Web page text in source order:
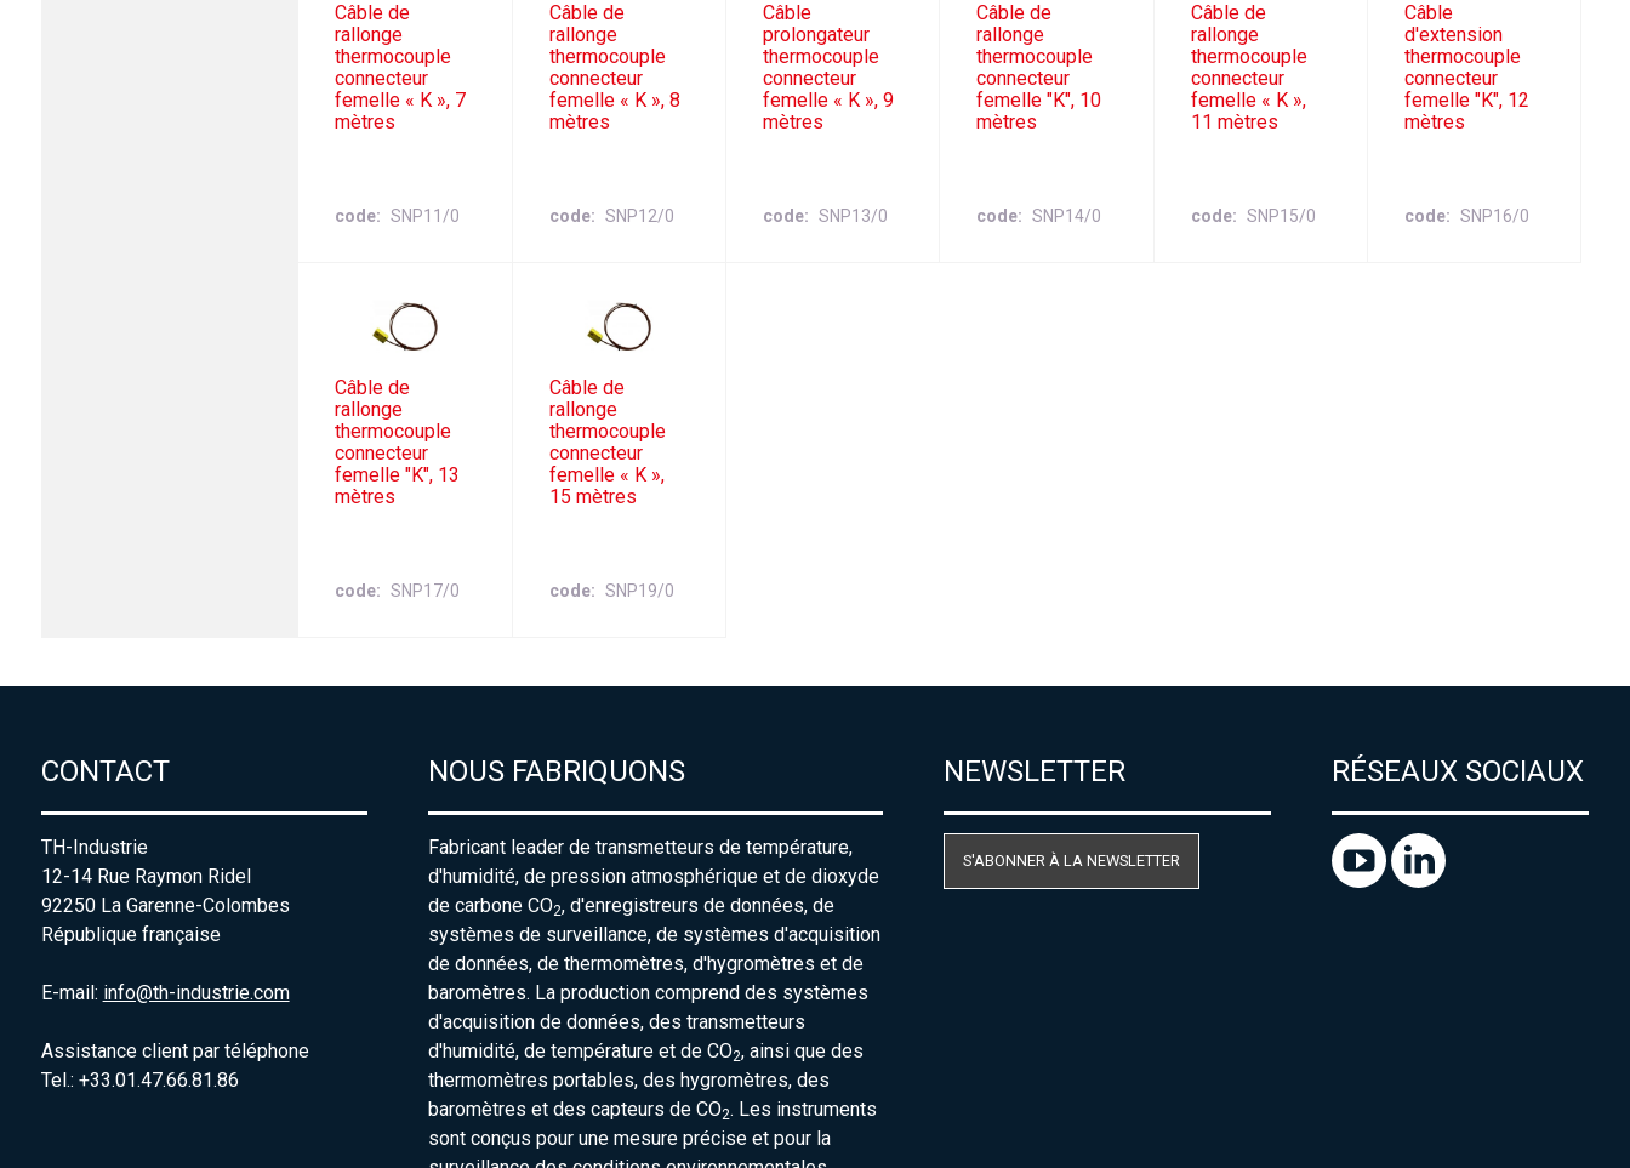
Câble de
rallonge
thermocouple
connecteur
femelle « K », 7
mètres
code SNP11/0
Câble de
rallonge
thermocouple
connecteur
femelle « K », 8
mètres
code SNP12/0
Câble
prolongateur
thermocouple
connecteur
femelle « K », 9
mètres
code SNP13/0
Câble de
rallonge
thermocouple
connecteur
femelle "K", 10
mètres
code SNP14/0
Câble de
rallonge
thermocouple
connecteur
femelle « K »,
11 mètres
code SNP15/0
Câble
d'extension
thermocouple
connecteur
femelle "K", 12
mètres
code SNP16/0
Câble de
rallonge
thermocouple
connecteur
femelle "K", 13
mètres
code SNP17/0
Câble de
rallonge
thermocouple
connecteur
femelle « K »,
15 mètres
code SNP19/0
CONTACT
TH-Industrie
12-14 Rue Raymon Ridel
92250 La Garenne-Colombes
République française
E-mail: info@th-industrie.com
Assistance client par téléphone
Tel.: +33.01.47.66.81.86
NOUS FABRIQUONS
Fabricant leader de transmetteurs de température,
d'humidité, de pression atmosphérique et de dioxyde
de carbone CO2, d'enregistreurs de données, de
systèmes de surveillance, de systèmes d'acquisition
de données, de thermomètres, d'hygromètres et de
baromètres. La production comprend des systèmes
d'acquisition de données, des transmetteurs
d'humidité, de température et de CO2, ainsi que des
thermomètres portables, des hygromètres, des
baromètres et des capteurs de CO2. Les instruments
sont conçus pour une mesure précise et pour la
NEWSLETTER
S'ABONNER À LA NEWSLETTER
RÉSEAUX SOCIAUX